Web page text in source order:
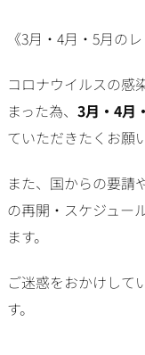
《3月・4月・5月の
コロナウイルスの感
まった為、 3月・4月
ていただきたくお願
また、国からの要請
の再開・スケジュー
ます。
ご迷惑をおかけして
す。